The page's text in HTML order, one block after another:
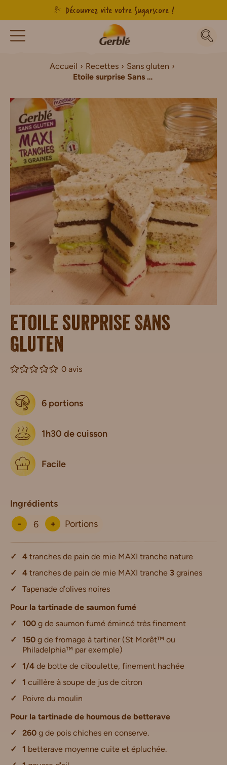
Découvrez vite votre Sugarscore !
Accueil Recettes
Sans gluten
Etoile surprise Sans Gluten
Etoile surprise Sans
Gluten
0 avis
6 portions
1h30 de cuisson
Facile
Ingrédients
-
+ Portions
4 tranches de pain de mie MAXI tranche nature
4 tranches de pain de mie MAXI tranche 3 graines
Tapenade d’olives noires
Pour la tartinade de saumon fumé
100 g de saumon fumé émincé très finement
150 g de fromage à tartiner (St Morêt™ ou
Philadelphia™ par exemple)
1/4 de botte de ciboulette, finement hachée
1 cuillère à soupe de jus de citron
Poivre du moulin
Pour la tartinade de houmous de betterave
260 g de pois chiches en conserve.
1 betterave moyenne cuite et épluchée.